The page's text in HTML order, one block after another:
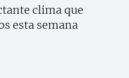
clima que
esta semana